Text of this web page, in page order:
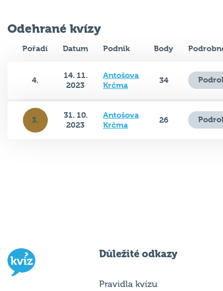
Odehrané kvízy
Pořadí Datum Podnik Body
4.
14. 11.
2023
Antošova
Krčma
34
3.
31. 10.
2023
Antošova
Krčma
26
Důležité odkazy
Pravidla kvízu